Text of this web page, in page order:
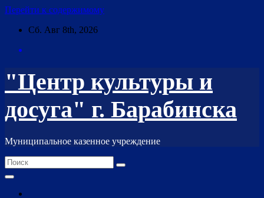
Перейти к содержимому
Сб. Авг 8th, 2026
"Центр культуры и
досуга" г. Барабинска
Муниципальное казенное учреждение